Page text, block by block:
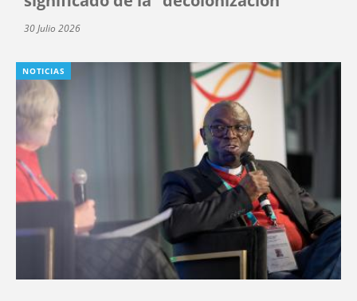
30 Julio 2026
NOTICIAS